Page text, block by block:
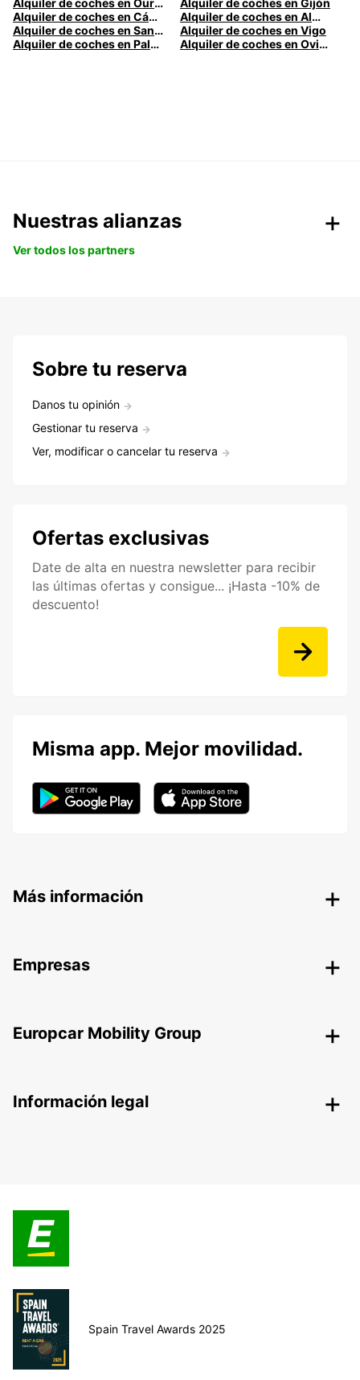
Alquiler de coches en Ourense
Alquiler de coches en Gijón
Alquiler de coches en Cádiz
Alquiler de coches en Almería
Alquiler de coches en Santander
Alquiler de coches en Vigo
Alquiler de coches en Palma
Alquiler de coches en Oviedo
Nuestras alianzas
Ver todos los partners
Sobre tu reserva
Danos tu opinión
Gestionar tu reserva
Ver, modificar o cancelar tu reserva
Ofertas exclusivas
Date de alta en nuestra newsletter para recibir
las últimas ofertas y consigue... ¡Hasta -10% de
descuento!
Misma app. Mejor movilidad.
Más información
Empresas
Europcar Mobility Group
Información legal
Spain Travel Awards 2025